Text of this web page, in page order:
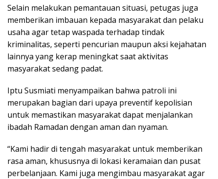
Selain melakukan pemantauan situasi, petugas juga
memberikan imbauan kepada masyarakat dan pelaku
usaha agar tetap waspada terhadap tindak
kriminalitas, seperti pencurian maupun aksi kejahatan
lainnya yang kerap meningkat saat aktivitas
masyarakat sedang padat.
Iptu Susmiati menyampaikan bahwa patroli ini
merupakan bagian dari upaya preventif kepolisian
untuk memastikan masyarakat dapat menjalankan
ibadah Ramadan dengan aman dan nyaman.
“Kami hadir di tengah masyarakat untuk memberikan
rasa aman, khususnya di lokasi keramaian dan pusat
perbelanjaan. Kami juga mengimbau masyarakat agar